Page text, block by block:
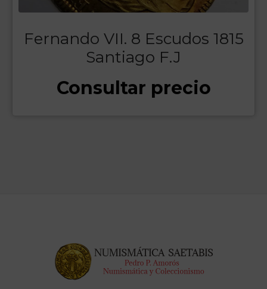
Fernando VII. 8 Escudos 1815
Santiago F.J
Consultar precio